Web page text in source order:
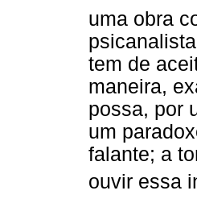
uma obra
tem de
maneira,
possa, por
um
falante; a
ouvir essa